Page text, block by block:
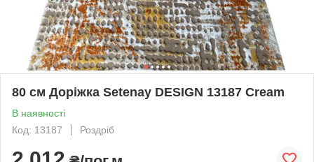
80 см Доріжка Setenay DESIGN 13187 Cream
В наявності
Код: 13187
Роздріб